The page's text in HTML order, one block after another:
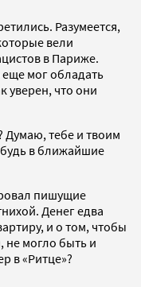
Разумеется,
вели
в Париже.
еще мог обладать
уверен, что они
Думаю, тебе и твоим
в ближайшие
пишущие
Денег едва
и о том, чтобы
не могло быть и
в «Ритце»?